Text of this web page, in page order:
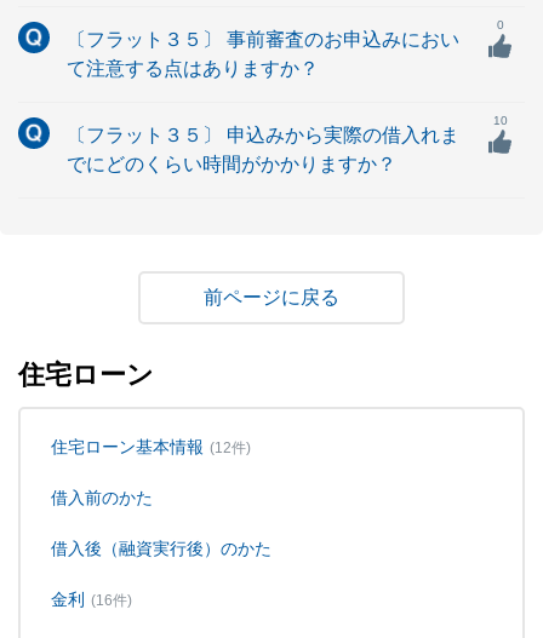
〔フラット３５〕 事前審査のお申込みにおい
て注意する点はありますか？
0
〔フラット３５〕 申込みから実際の借入れま
でにどのくらい時間がかかりますか？
10
戻る
住宅ローン
住宅ローン基本情報 (12件)
借入前のかた
借入後（融資実行後）のかた
金利 (16件)